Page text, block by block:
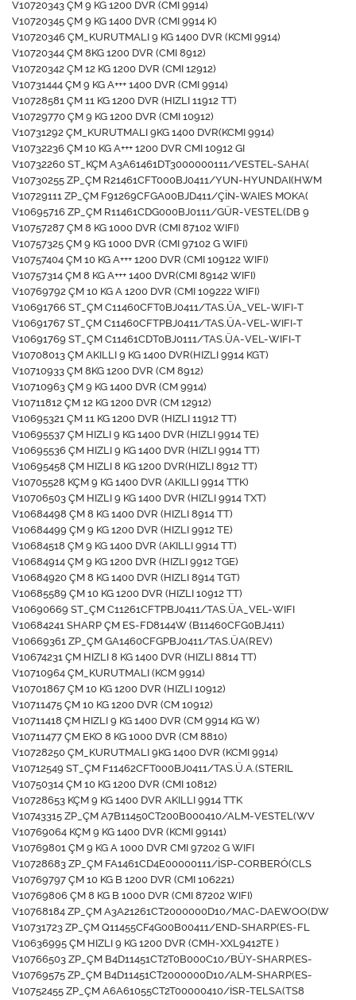
V10720343 ÇM 9 KG 1200 DVR (CMI 9914)
V10720345 ÇM 9 KG 1400 DVR (CMI 9914 K)
V10720346 ÇM_KURUTMALI 9 KG 1400 DVR (KCMI 9914)
V10720344 ÇM 8KG 1200 DVR (CMI 8912)
V10720342 ÇM 12 KG 1200 DVR (CMI 12912)
V10731444 ÇM 9 KG A+++ 1400 DVR (CMI 9914)
V10728581 ÇM 11 KG 1200 DVR (HIZLI 11912 TT)
V10729770 ÇM 9 KG 1200 DVR (CMI 10912)
V10731292 ÇM_KURUTMALI 9KG 1400 DVR(KCMI 9914)
V10732236 ÇM 10 KG A+++ 1200 DVR CMI 10912 GI
V10732260 ST_KÇM A3A61461DT3000000111/VESTEL-SAHA(
V10730255 ZP_ÇM R21461CFT000BJ0411/YUN-HYUNDAI(HWM
V10729111 ZP_ÇM F91269CFGA00BJD411/ÇİN-WAIES MOKA(
V10695716 ZP_ÇM R11461CDG000BJ0111/GÜR-VESTEL(DB 9
V10757287 ÇM 8 KG 1000 DVR (CMI 87102 WIFI)
V10757325 ÇM 9 KG 1000 DVR (CMI 97102 G WIFI)
V10757404 ÇM 10 KG A+++ 1200 DVR (CMI 109122 WIFI)
V10757314 ÇM 8 KG A+++ 1400 DVR(CMI 89142 WIFI)
V10769792 ÇM 10 KG A 1200 DVR (CMI 109222 WIFI)
V10691766 ST_ÇM C11460CFT0BJ0411/TAS.ÜA_VEL-WIFI-T
V10691767 ST_ÇM C11460CFTPBJ0411/TAS.ÜA-VEL-WIFI-T
V10691769 ST_ÇM C11461CDT0BJ0111/TAS.ÜA-VEL-WIFI-T
V10708013 ÇM AKILLI 9 KG 1400 DVR(HIZLI 9914 KGT)
V10710933 ÇM 8KG 1200 DVR (CM 8912)
V10710963 ÇM 9 KG 1400 DVR (CM 9914)
V10711812 ÇM 12 KG 1200 DVR (CM 12912)
V10695321 ÇM 11 KG 1200 DVR (HIZLI 11912 TT)
V10695537 ÇM HIZLI 9 KG 1400 DVR (HIZLI 9914 TE)
V10695536 ÇM HIZLI 9 KG 1400 DVR (HIZLI 9914 TT)
V10695458 ÇM HIZLI 8 KG 1200 DVR(HIZLI 8912 TT)
V10705528 KÇM 9 KG 1400 DVR (AKILLI 9914 TTK)
V10706503 ÇM HIZLI 9 KG 1400 DVR (HIZLI 9914 TXT)
V10684498 ÇM 8 KG 1400 DVR (HIZLI 8914 TT)
V10684499 ÇM 9 KG 1200 DVR (HIZLI 9912 TE)
V10684518 ÇM 9 KG 1400 DVR (AKILLI 9914 TT)
V10684914 ÇM 9 KG 1200 DVR (HIZLI 9912 TGE)
V10684920 ÇM 8 KG 1400 DVR (HIZLI 8914 TGT)
V10685589 ÇM 10 KG 1200 DVR (HIZLI 10912 TT)
V10690669 ST_ÇM C11261CFTPBJ0411/TAS.ÜA_VEL-WIFI
V10684241 SHARP ÇM ES-FD8144W (B11460CFG0BJ411)
V10669361 ZP_ÇM GA1460CFGPBJ0411/TAS.ÜA(REV)
V10674231 ÇM HIZLI 8 KG 1400 DVR (HIZLI 8814 TT)
V10710964 ÇM_KURUTMALI (KCM 9914)
V10701867 ÇM 10 KG 1200 DVR (HIZLI 10912)
V10711475 ÇM 10 KG 1200 DVR (CM 10912)
V10711418 ÇM HIZLI 9 KG 1400 DVR (CM 9914 KG W)
V10711477 ÇM EKO 8 KG 1000 DVR (CM 8810)
V10728250 ÇM_KURUTMALI 9KG 1400 DVR (KCMI 9914)
V10712549 ST_ÇM F11462CFT000BJ0411/TAS.Ü.A.(STERIL
V10750314 ÇM 10 KG 1200 DVR (CMI 10812)
V10728653 KÇM 9 KG 1400 DVR AKILLI 9914 TTK
V10743315 ZP_ÇM A7B11450CT200B000410/ALM-VESTEL(WV
V10769064 KÇM 9 KG 1400 DVR (KCMI 99141)
V10769801 ÇM 9 KG A 1000 DVR CMI 97202 G WIFI
V10728683 ZP_ÇM FA1461CD4E00000111/İSP-CORBERÓ(CLS
V10769797 ÇM 10 KG B 1200 DVR (CMI 106221)
V10769806 ÇM 8 KG B 1000 DVR (CMI 87202 WIFI)
V10768184 ZP_ÇM A3A21261CT2000000D10/MAC-DAEWOO(DW
V10731723 ZP_ÇM Q11455CF4G00B00411/END-SHARP(ES-FL
V10636995 ÇM HIZLI 9 KG 1200 DVR (CMH-XXL9412TE )
V10766503 ZP_ÇM B4D11451CT2T0B000C10/BÜY-SHARP(ES-
V10769575 ZP_ÇM B4D11451CT2000000D10/ALM-SHARP(ES-
V10752455 ZP_ÇM A6A61055CT2T00000410/İSR-TELSA(TS8